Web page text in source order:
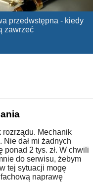
przedwstępna - kiedy
zawrzeć
rozrządu. Mechanik
Nie dał mi żadnych
ponad 2 tys. zł. W chwili
do serwisu, żebym
tej sytuacji mogę
naprawę